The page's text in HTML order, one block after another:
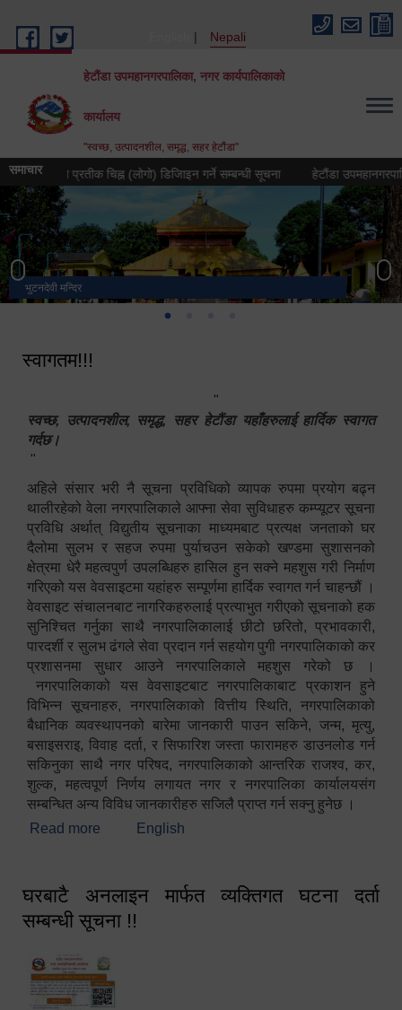
Nepali
हेटौंडा उपमहानगरपालिका, नगर कार्यपालिकाको
कार्यालय
"स्वच्छ, उत्पादनशील, समृद्ध, सहर हेटौंडा"
समाचारको प्रतीक चिह्न (लोगो) डिजिाइन गर्ने सम्बन्धी सूचना हेटौंडा
भुटनदेवी मन्दिर
स्मारक
हेटौंडा उपमहानगरपालिका नगर कार्यपालिकाको कार्यालय
मनकामना डाँडाबाट देखिएको दृश्य
स्वागतम!!!
"
स्वच्छ, उत्पादनशील, समृद्ध, सहर हेटौंडा यहाँहरुलाई हार्दिक स्वागत
गर्दछ।
"
अहिले संसार भरी नै सूचना प्रविधिको व्यापक रुपमा प्रयोग बढ्न
थालीरहेको वेला नगरपालिकाले आफ्ना सेवा सुविधाहरु कम्प्यूटर सूचना
प्रविधि अर्थात् विद्युतीय सूचनाका माध्यमबाट प्रत्यक्ष जनताको घर
दैलोमा सुलभ र सहज रुपमा पुर्याचउन सकेको खण्डमा सुशासनको
क्षेत्रमा धेरै महत्वपुर्ण उपलब्धिहरु हासिल हुन सक्ने महशुस गरी निर्माण
गरिएको यस वेवसाइटमा यहांहरु सम्पूर्णमा हार्दिक स्वागत गर्न चाहन्छौं ।
वेवसाइट संचालनबाट नागरिकहरुलाई प्रत्याभुत गरीएको सूचनाको हक
सुनिश्चित गर्नुका साथै नगरपालिकालाई छीटो छरितो, प्रभावकारी,
पारदर्शी र सुलभ ढंगले सेवा प्रदान गर्न सहयोग पुगी नगरपालिकाको कर
प्रशासनमा सुधार आउने नगरपालिकाले महशुस गरेको छ ।
नगरपालिकाको यस वेवसाइटबाट नगरपालिकाबाट प्रकाशन हुने
विभिन्न सूचनाहरु, नगरपालिकाको वित्तीय स्थिति, नगरपालिकाको
बैधानिक व्यवस्थापनको बारेमा जानकारी पाउन सकिने, जन्म, मृत्यु,
बसाइसराइ, विवाह दर्ता, र सिफारिश जस्ता फारामहरु डाउनलोड गर्न
सकिनुका साथै नगर परिषद, नगरपालिकाको आन्तरिक राजश्व, कर,
शुल्क, महत्वपूर्ण निर्णय लगायत नगर र नगरपालिका कार्यालयसंग
सम्बन्धित अन्य विविध जानकारीहरु सजिलै प्राप्त गर्न सक्नु हुनेछ ।
Read more about स्वागतम!!!
English
घरबाटै अनलाइन मार्फत व्यक्तिगत घटना दर्ता
सम्बन्धी सूचना !!